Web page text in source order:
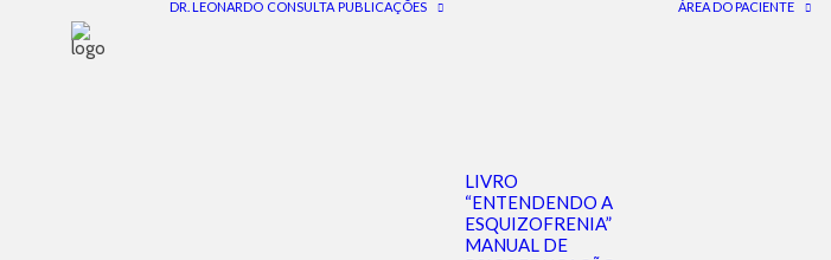
DR. LEONARDO CONSULTA PUBLICAÇÕES
LIVRO
“ENTENDENDO A
ESQUIZOFRENIA”
MANUAL DE
ÁREA DO PACIENTE